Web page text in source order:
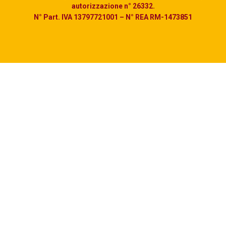
autorizzazione n° 26332.
N° Part. IVA 13797721001 – N° REA RM-1473851